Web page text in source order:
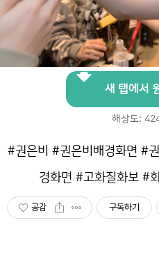
새 탭에서
해상도:
#권은비 #권은비배경화면 #
경화면 #고화질화보 #
공감 구독하기